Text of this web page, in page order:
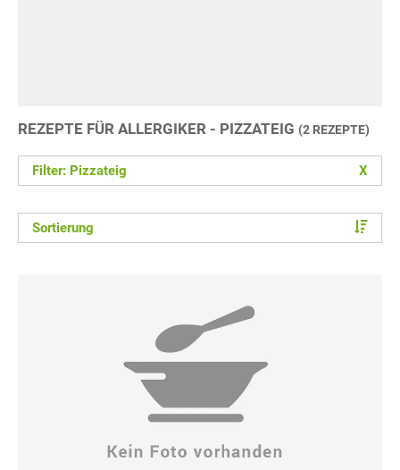
REZEPTE FÜR ALLERGIKER - PIZZATEIG (2 REZEPTE)
Filter: Pizzateig X
Sortierung